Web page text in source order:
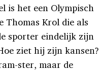
is het een Olympisch
Thomas Krol die als
sporter eindelijk zijn
ziet hij zijn kansen?
ster, maar de